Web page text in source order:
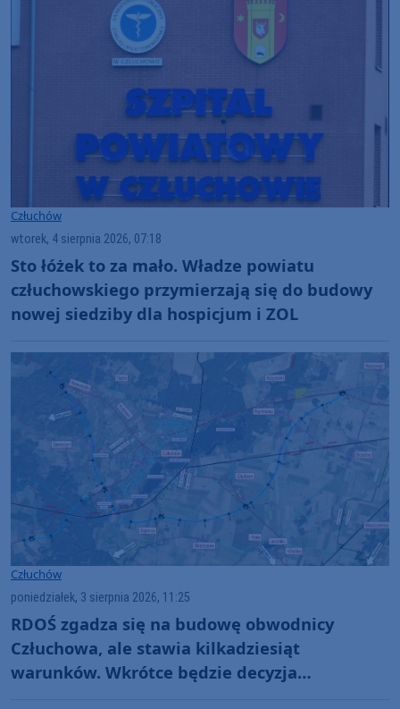
Człuchów
wtorek, 4 sierpnia 2026, 07:18
Sto łóżek to za mało. Władze powiatu
człuchowskiego przymierzają się do budowy
nowej siedziby dla hospicjum i ZOL
Człuchów
poniedziałek, 3 sierpnia 2026, 11:25
RDOŚ zgadza się na budowę obwodnicy
Człuchowa, ale stawia kilkadziesiąt
warunków. Wkrótce będzie decyzja